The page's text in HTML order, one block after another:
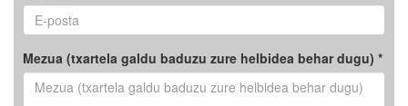
Mezua (txartela galdu baduzu zure helbidea behar dugu) *